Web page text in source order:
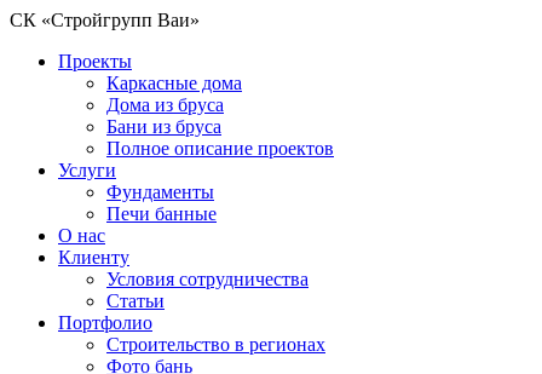
СК «Стройгрупп Ваи»
Проекты
Каркасные дома
Дома из бруса
Бани из бруса
Полное описание проектов
Услуги
Фундаменты
Печи банные
О нас
Клиенту
Условия сотрудничества
Статьи
Портфолио
Строительство в регионах
Фото бань